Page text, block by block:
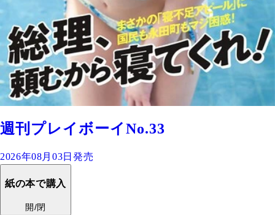
週刊プレイボーイNo.33
2026年08月03日発売
紙の本で購入
開/閉